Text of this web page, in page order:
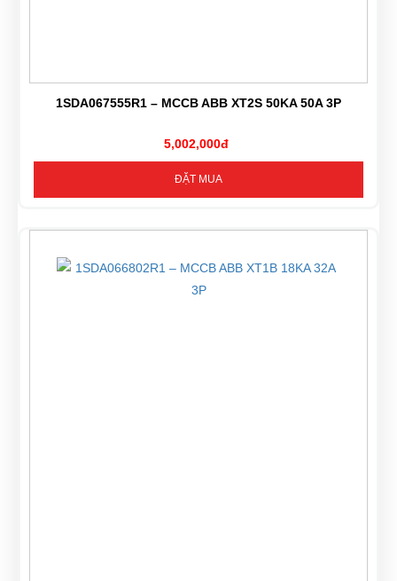
1SDA067555R1 – MCCB ABB XT2S 50KA 50A 3P
5,002,000đ
ĐẶT MUA